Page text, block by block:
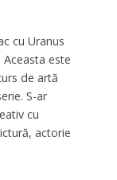
cu Uranus
este
de artă
S-ar
cu
actorie